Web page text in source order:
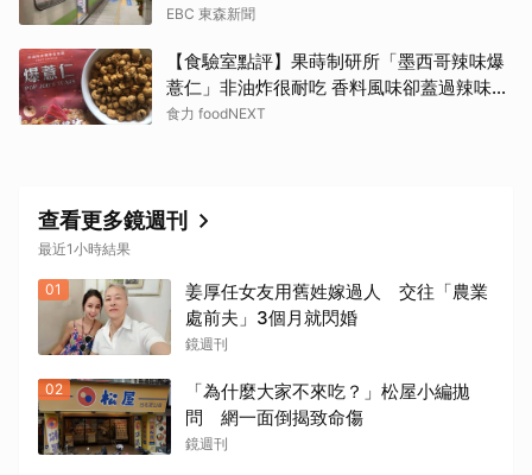
EBC 東森新聞
【食驗室點評】果蒔制研所「墨西哥辣味爆
薏仁」非油炸很耐吃 香料風味卻蓋過辣味特
色
食力 foodNEXT
查看更多鏡週刊
最近1小時結果
01
姜厚任女友用舊姓嫁過人 交往「農業
處前夫」3個月就閃婚
鏡週刊
02
「為什麼大家不來吃？」松屋小編拋
問 網一面倒揭致命傷
鏡週刊